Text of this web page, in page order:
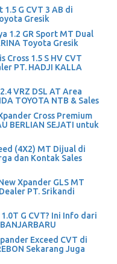
G CVT 3 AB di
Gresik
1.2 GR Sport MT Dual
Toyota Gresik
1.5 S HV CVT
PT. HADJI KALLA
VRZ DSL AT Area
TOYOTA NTB & Sales
Cross Premium
BERLIAN SEJATI untuk
(4X2) MT Dijual di
dan Kontak Sales
Xpander GLS MT
PT. Srikandi
G CVT? Ini Info dari
Exceed CVT di
Sekarang Juga